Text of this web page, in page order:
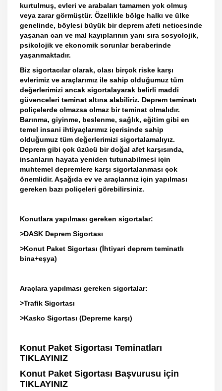
kurtulmuş, evleri ve arabaları tamamen yok olmuş
veya zarar görmüştür. Özellikle bölge halkı ve ülke
genelinde, böylesi büyük bir deprem afeti neticesinde
yaşanan can ve mal kayıplarının yanı sıra sosyolojik,
psikolojik ve ekonomik sorunlar beraberinde
yaşanmaktadır.
Biz sigortacılar olarak, olası birçok riske karşı
evlerimiz ve araçlarımız ile sahip olduğumuz tüm
değerlerimizi ancak sigortalayarak belirli maddi
güvenceleri teminat altına alabiliriz. Deprem teminatı
poliçelerde olmazsa olmaz bir teminat olmalıdır.
Barınma, giyinme, beslenme, sağlık, eğitim gibi en
temel insani ihtiyaçlarımız içerisinde sahip
olduğumuz tüm değerlerimizi sigortalamalıyız.
Deprem gibi çok üzücü bir doğal afet karşısında,
insanların hayata yeniden tutunabilmesi için
muhtemel depremlere karşı sigortalanması çok
önemlidir. Aşağıda ev ve araçlarınız için yapılması
gereken bazı poliçeleri görebilirsiniz.
Konutlara yapılması gereken sigortalar:
>DASK Deprem Sigortası
>Konut Paket Sigortası (İhtiyari deprem teminatlı
bina+eşya)
Araçlara yapılması gereken sigortalar:
>Trafik Sigortası
>Kasko Sigortası (Depreme karşı)
Konut Paket Sigortası Teminatları
TIKLAYINIZ
Konut Paket Sigortası Başvurusu için
TIKLAYINIZ